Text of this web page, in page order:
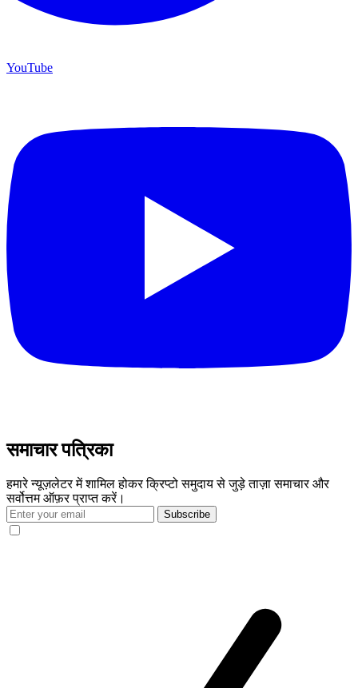
YouTube
समाचार पत्रिका
हमारे न्यूज़लेटर में शामिल होकर क्रिप्टो समुदाय से जुड़े ताज़ा समाचार और
सर्वोत्तम ऑफ़र प्राप्त करें।
Subscribe